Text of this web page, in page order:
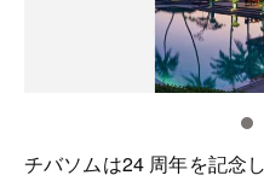
チバソムは24 周年を記念